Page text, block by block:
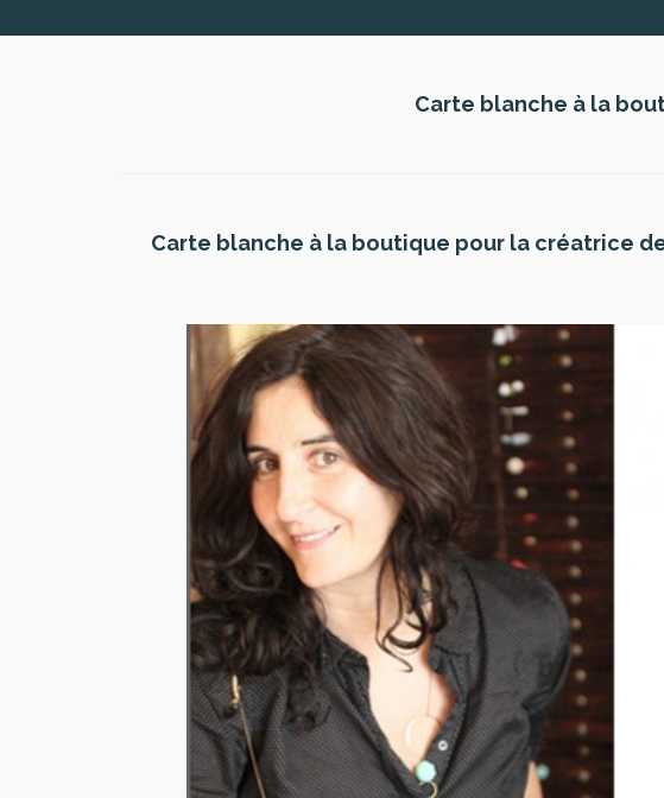
Carte blanche à la
Carte blanche à la boutique pour la créatrice